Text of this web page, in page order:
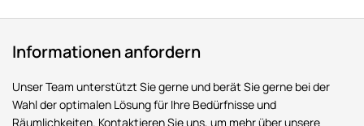
Informationen anfordern
Unser Team unterstützt Sie gerne und berät Sie gerne bei der
Wahl der optimalen Lösung für Ihre Bedürfnisse und
Räumlichkeiten. Kontaktieren Sie uns, um mehr über unsere